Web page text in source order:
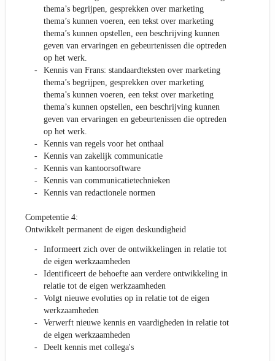
thema’s begrijpen, gesprekken over marketing
thema’s kunnen voeren, een tekst over marketing
thema’s kunnen opstellen, een beschrijving kunnen
geven van ervaringen en gebeurtenissen die optreden
op het werk.
Kennis van Frans: standaardteksten over marketing
thema’s begrijpen, gesprekken over marketing
thema’s kunnen voeren, een tekst over marketing
thema’s kunnen opstellen, een beschrijving kunnen
geven van ervaringen en gebeurtenissen die optreden
op het werk.
Kennis van regels voor het onthaal
Kennis van zakelijk communicatie
Kennis van kantoorsoftware
Kennis van communicatietechnieken
Kennis van redactionele normen
Competentie 4:
Ontwikkelt permanent de eigen deskundigheid
Informeert zich over de ontwikkelingen in relatie tot
de eigen werkzaamheden
Identificeert de behoefte aan verdere ontwikkeling in
relatie tot de eigen werkzaamheden
Volgt nieuwe evoluties op in relatie tot de eigen
werkzaamheden
Verwerft nieuwe kennis en vaardigheden in relatie tot
de eigen werkzaamheden
Deelt kennis met collega's